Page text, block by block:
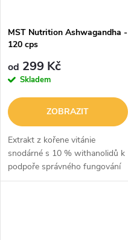
MST Nutrition Ashwagandha -
120 cps
od 299 Kč
Skladem
ZOBRAZIT
Extrakt z kořene vitánie
snodárné s 10 % withanolidů k
podpoře správného fungování
imunity.